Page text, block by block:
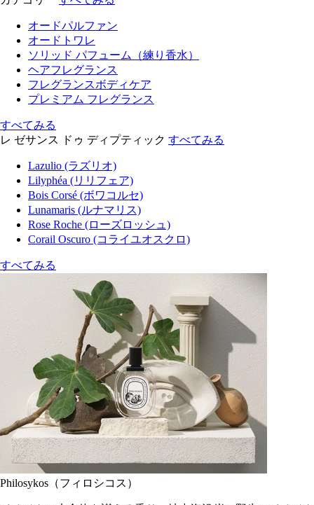
オードパルファン
オードトワレ
ソリッド パフューム（練り香水）
ヘアフレグランス
フレグランスボディケア
プレミアム フレグランス
すべてみる
レ ゼサンス ドゥ ディプティック すべてみる
Lazulio (ラズリオ)
Lilyphéa (リリフェア)
Bois Corsé (ボワコルセ)
Lunamaris (ルナマリス)
Rose Roche (ローズロッシュ)
Corail Oscuro (コライユオスクロ)
すべてみる
Philosykos（フィロシコス）